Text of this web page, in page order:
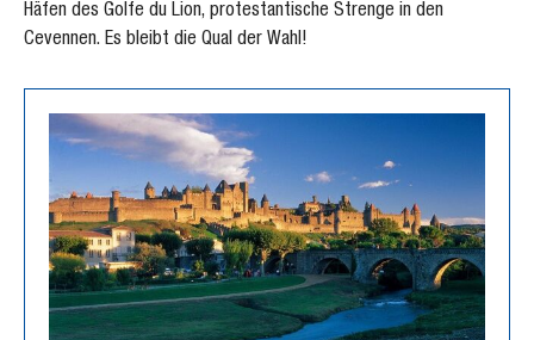
Häfen des Golfe du Lion, protestantische Strenge in den
Cevennen. Es bleibt die Qual der Wahl!